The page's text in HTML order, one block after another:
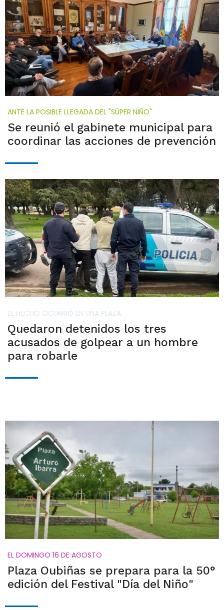
ANTE LA POSIBLE LLEGADA DEL "SÚPER NIÑO"
Se reunió el gabinete municipal para
coordinar las acciones de prevención
EL HECHO OCURRIÓ EN UNA PLAZA
Quedaron detenidos los tres
acusados de golpear a un hombre
para robarle
EL DOMINGO 16 DE AGOSTO
Plaza Oubiñas se prepara para la 50°
edición del Festival "Día del Niño"